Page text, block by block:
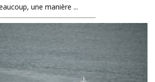
une manière ...